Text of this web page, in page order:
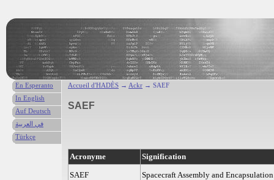
Accueil d'HADÈS → Ackr → SAEF
SAEF
Acronyme
Signification
SAEF
Spacecraft Assembly and
En Esperanto
In English
Auf Deutsch
في العربية
Türkçe